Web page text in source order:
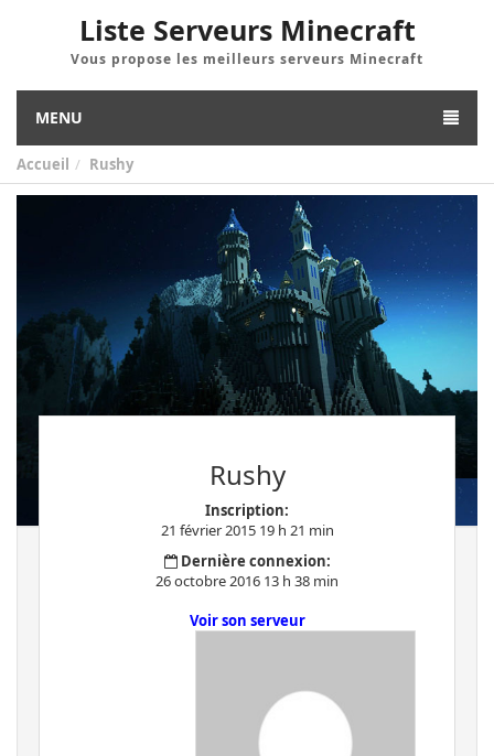
Liste Serveurs Minecraft
Vous propose les meilleurs serveurs Minecraft
MENU
Accueil Rushy
Rushy
Inscription:
21 février 2015 19 h 21 min
Dernière connexion:
26 octobre 2016 13 h 38 min
Voir son serveur